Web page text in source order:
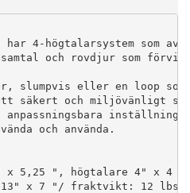
har 4-högtalarsystem som
och rovdjur som
slumpvis eller en loop
säkert och miljövänligt
anpassningsbara
och använda.
x 5,25 ", högtalare 4" x 4
13" x 7 "/ fraktvikt: 12 lbs